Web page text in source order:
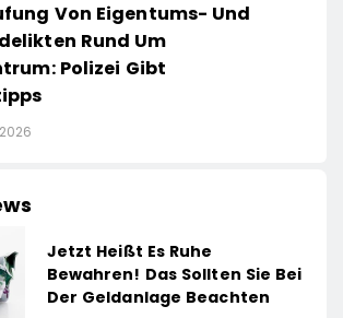
Von Eigentums- Und
Rund Um
Polizei Gibt
Jetzt Heißt Es Ruhe
Bewahren! Das Sollten Sie Bei
Der Geldanlage Beachten